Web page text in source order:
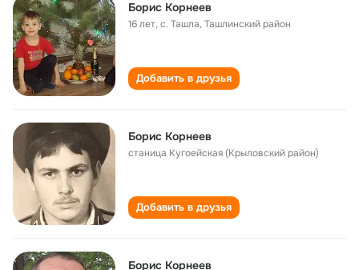
Борис Корнеев
16 лет,с. Ташла, Ташлинский район
Добавить в друзья
Борис Корнеев
станица Кугоейская (Крыловский район)
Добавить в друзья
Борис Корнеев